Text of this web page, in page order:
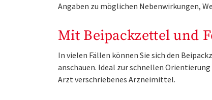
Angaben zu möglichen Nebenwirkungen,
Mit Beipackzettel und
In vielen Fällen können Sie sich den
anschauen. Ideal zur schnellen
Arzt verschriebenes Arzneimittel.